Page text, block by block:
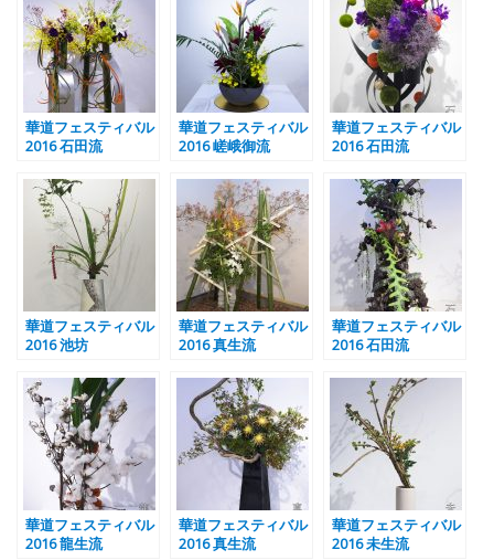
華道フェスティバル
2016 石田流
華道フェスティバル
2016 嵯峨御流
華道フェスティバル
2016 石田流
華道フェスティバル
2016 池坊
華道フェスティバル
2016 真生流
華道フェスティバル
2016 石田流
華道フェスティバル
2016 龍生流
華道フェスティバル
2016 真生流
華道フェスティバル
2016 未生流